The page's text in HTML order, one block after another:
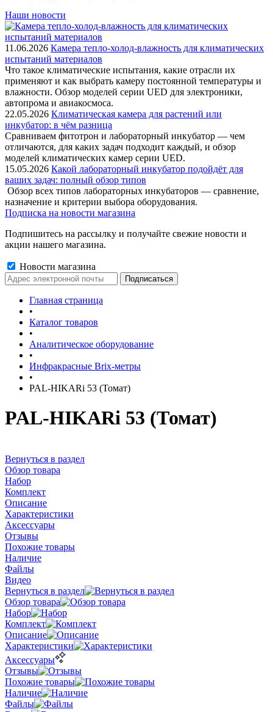
Наши новости
11.06.2026 Камера тепло-холод-влажность для климатических
испытаний материалов
Что такое климатические испытания, какие отрасли их
применяют и как выбрать камеру постоянной температуры и
влажности. Обзор моделей серии UED для электроники,
автопрома и авиакосмоса.
22.05.2026 Климатическая камера для растений или
инкубатор: в чём разница
Сравниваем фитотрон и лабораторный инкубатор — чем
отличаются, для каких задач подходит каждый, и обзор
моделей климатических камер серии UED.
15.05.2026 Какой лабораторный инкубатор подойдёт для
ваших задач: полный обзор типов
Обзор всех типов лабораторных инкубаторов — сравнение,
назначение и критерии выбора оборудования.
Подписка на новости магазина
Подпишитесь на рассылку и получайте свежие новости и
акции нашего магазина.
Новости магазина
Главная страница
•
Каталог товаров
•
Аналитическое оборудование
•
Инфракрасные Brix-метры
•
PAL-HIKARi 53 (Томат)
PAL-HIKARi 53 (Томат)
Вернуться в раздел
Обзор товара
Набор
Комплект
Описание
Характеристики
Аксессуары
Отзывы
Похожие товары
Наличие
Файлы
Видео
Вернуться в раздел
Обзор товара
Набор
Комплект
Описание
Характеристики
Аксессуары
Отзывы
Похожие товары
Наличие
Файлы